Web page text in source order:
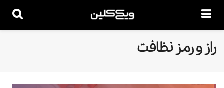
راز و رمز نظافت